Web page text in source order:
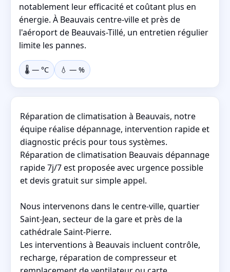
notablement leur efficacité et coûtant plus en
énergie. À Beauvais centre-ville et près de
l'aéroport de Beauvais-Tillé, un entretien régulier
limite les pannes.
🌡️ — °C 💧 — %
Réparation de climatisation à Beauvais, notre
équipe réalise dépannage, intervention rapide et
diagnostic précis pour tous systèmes.
Réparation de climatisation Beauvais dépannage
rapide 7j/7 est proposée avec urgence possible
et devis gratuit sur simple appel.
Nous intervenons dans le centre-ville, quartier
Saint-Jean, secteur de la gare et près de la
cathédrale Saint-Pierre.
Les interventions à Beauvais incluent contrôle,
recharge, réparation de compresseur et